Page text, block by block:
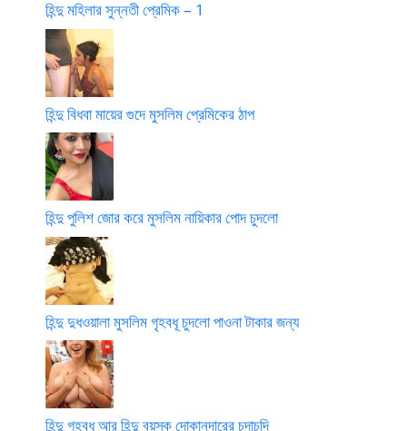
হিন্দু মহিলার সুন্নতী প্রেমিক – 1
হিন্দু বিধবা মায়ের গুদে মুসলিম প্রেমিকের ঠাপ
হিন্দু পুলিশ জোর করে মুসলিম নায়িকার পোদ চুদলো
হিন্দু দুধওয়ালা মুসলিম গৃহবধূ চুদলো পাওনা টাকার জন্য
হিন্দু গৃহবধূ আর হিন্দু বয়স্ক দোকানদারের চুদাচুদি